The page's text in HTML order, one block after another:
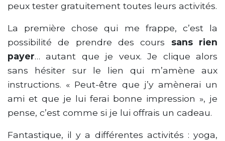
peux tester gratuitement toutes leurs activités.
La première chose qui me frappe, c’est la
possibilité de prendre des cours sans rien
payer… autant que je veux. Je clique alors
sans hésiter sur le lien qui m’amène aux
instructions. « Peut-être que j’y amènerai un
ami et que je lui ferai bonne impression », je
pense, c’est comme si je lui offrais un cadeau.
Fantastique, il y a différentes activités : yoga,